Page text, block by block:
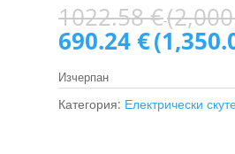
1022.58€
690.24€
Изчерпан
Категория: Електрически